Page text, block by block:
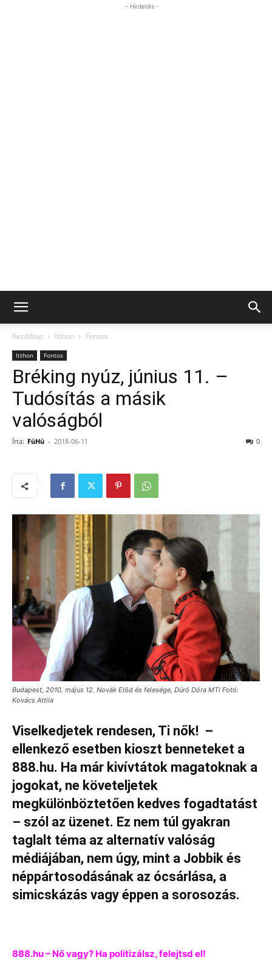
- Hirdetés -
Kezdőlap Itthon Fontos
Itthon Fontos
Bréking nyúz, június 11. –
Tudósítás a másik
valóságból
Írta: FüHü - 2018-06-11 0
Budapest, 2010. május 12. Novák Elõd és felesége, Dúró Dóra MTI Fotó:
Kovács Attila
Viselkedjetek rendesen, Ti nők! –
ellenkező esetben kioszt benneteket a
888.hu. Ha már kivívtátok magatoknak a
jogokat, ne követeljetek
megkülönböztetően kedves fogadtatást
– szól az üzenet. Ez nem túl gyakran
taglalt téma az alternatív valóság
médiájában, nem úgy, mint a Jobbik és
néppártosodásának az ócsárlása, a
simicskázás vagy éppen a sorosozás.
888.hu – Nő vagy? Ha politizálsz, felejtsd el!